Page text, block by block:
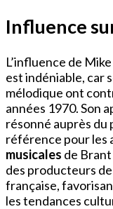
Influence
L’influence de
est indéniable, car
mélodique ont
années 1970. Son
résonné auprès du
référence pour les
musicales de
des producteurs
française,
les tendances